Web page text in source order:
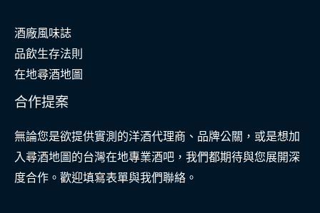
酒廠風味誌
品飲生存法則
在地尋酒地圖
合作提案
無論您是欲提供實測的洋酒代理商、品牌公關，或是想加
入尋酒地圖的台灣在地專業酒吧，我們都期待與您展開深
度合作。歡迎填寫表單與我們聯絡。